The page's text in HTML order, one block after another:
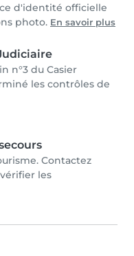
d'identité officielle
photo. En savoir plus
n°3 du Casier
les contrôles de
Contactez
les